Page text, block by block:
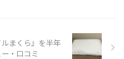
まくら』を半年
・口コミ